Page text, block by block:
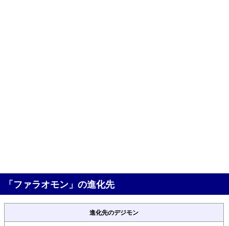
「ファラオモン」の進化先
進化先のデジモン